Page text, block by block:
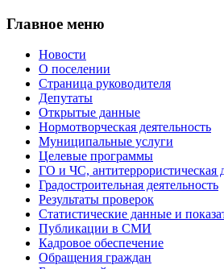
Главное меню
Новости
О поселении
Страница руководителя
Депутаты
Открытые данные
Нормотворческая деятельность
Муниципальные услуги
Целевые программы
ГО и ЧС, антитеррористическая
Градостроительная деятельность
Результаты проверок
Статистические данные и
Публикации в СМИ
Кадровое обеспечение
Обращения граждан